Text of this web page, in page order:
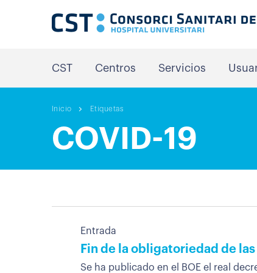
CST Centros Servicios
Inicio Etiquetas
COVID-19
Entrada
Fin de la obligatoriedad de
Se ha publicado en el BOE el real